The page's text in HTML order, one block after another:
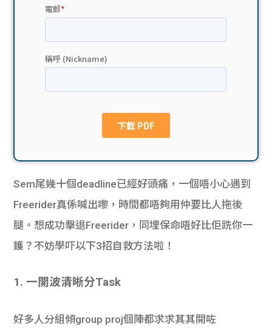
貸款
網上
私人
貸款
計數
ge
校園
Gui
理財
Gui
貸款
Sem尾幾十個deadline已經好頭痛，一個唔小心遇到
Freerider真係喊出嚟，時間都唔夠用仲要比人拖後
腿。想成功擊退Freerider，同埋保命唔好比佢跣你一
鑊？不妨學吓以下3招自救方法啦！
1. 一開波清晰分Task
好多人分組傾group proj個陣都求求其其開咗